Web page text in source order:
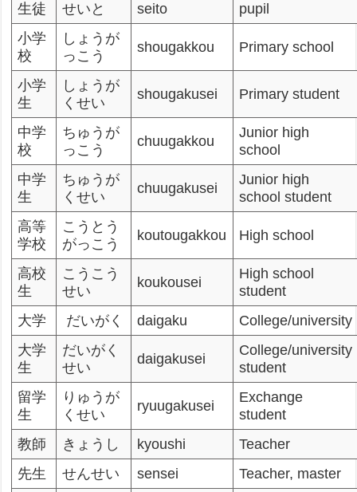
生徒
せいと seito
pupil
小学
校
しょうが
っこう
shougakkou Primary school
小学
生
しょうが
くせい
shougakusei Primary student
中学
校
ちゅうが
っこう
chuugakkou
Junior high
school
中学
生
ちゅうが
くせい
chuugakusei
Junior high
school student
高等
学校
こうとう
がっこう
koutougakkou High school
高校
生
こうこう
せい
koukousei
High school
student
大学
だいがく daigaku
College/university
大学
生
だいがく
せい
daigakusei
College/university
student
留学
生
りゅうが
くせい
ryuugakusei
Exchange
student
教師
きょうし kyoushi
Teacher
先生
せんせい sensei
Teacher, master